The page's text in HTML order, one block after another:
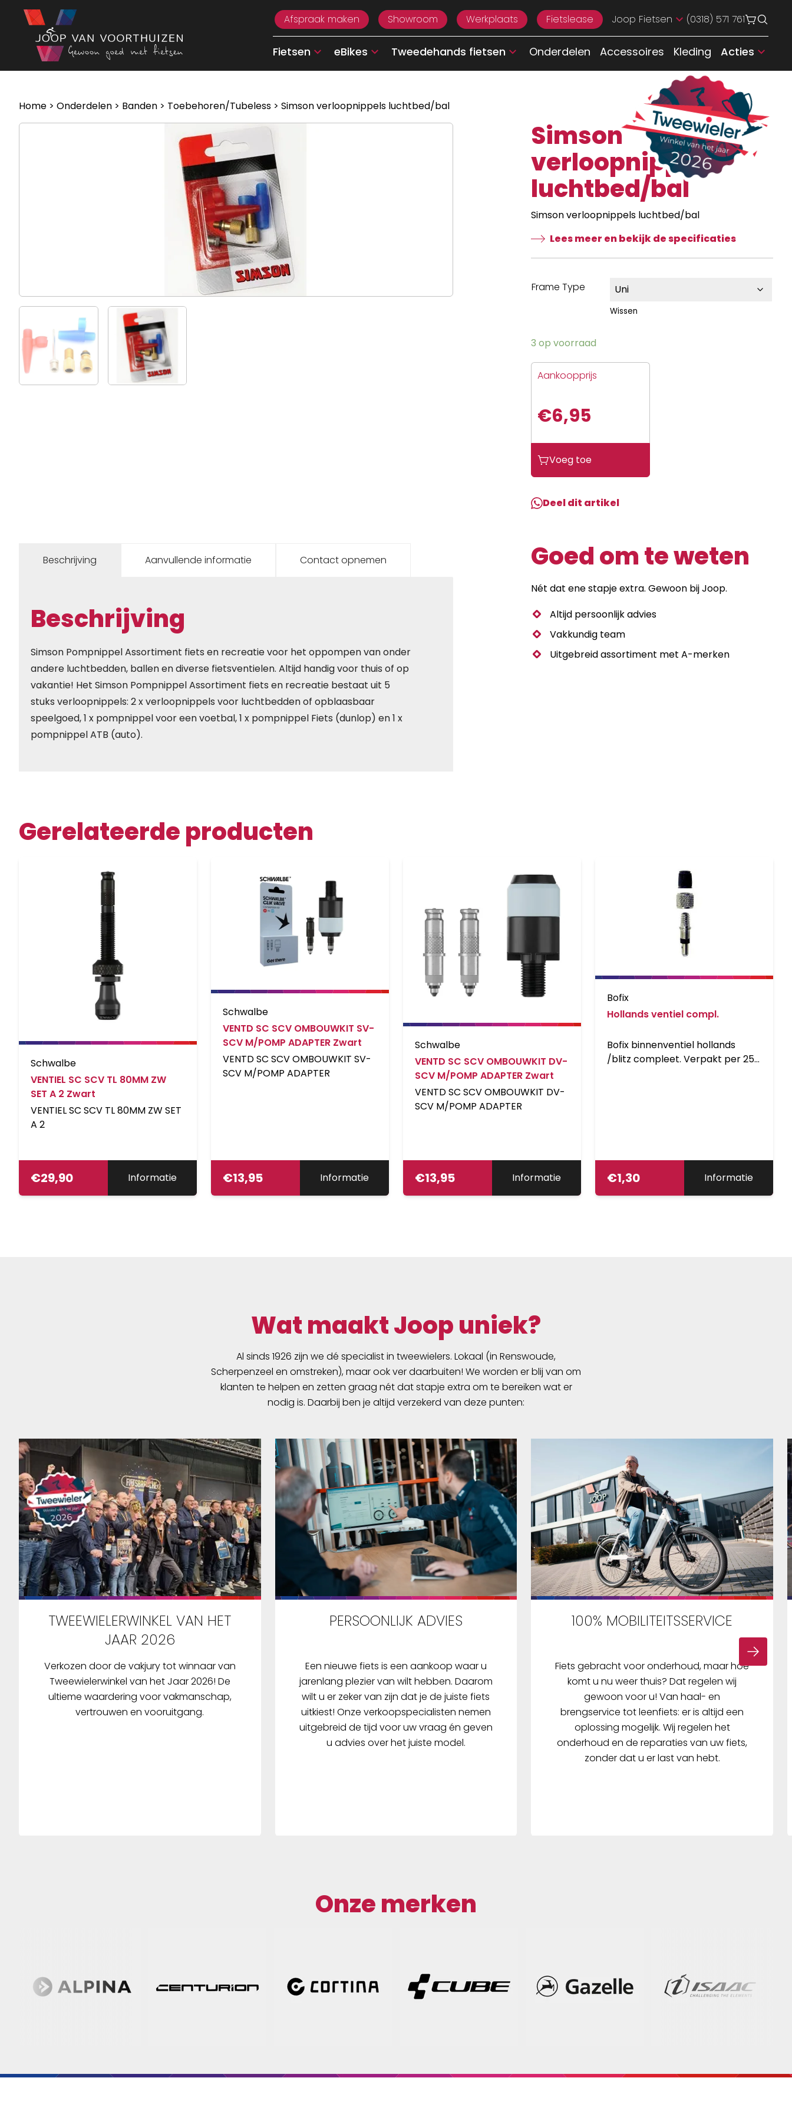
Ga naar de inhoud
Afspraak maken
Showroom Werkplaats Fietslease Joop Fietsen (0318) 571 761
Fietsen eBikes Tweedehands fietsen Onderdelen Accessoires Kleding Acties
Home > Onderdelen > Banden > Toebehoren/Tubeless > Simson verloopnippels luchtbed/bal
Simson
verloopnippels
luchtbed/bal
Simson verloopnippels luchtbed/bal
Lees meer en bekijk de specificaties
Frame Type
Wissen
3 op voorraad
Aankoopprijs
€6,95
Voeg toe
Deel dit artikel
Beschrijving Aanvullende informatie Contact opnemen
Beschrijving
Simson Pompnippel Assortiment fiets en recreatie voor het oppompen van onder
andere luchtbedden, ballen en diverse fietsventielen. Altijd handig voor thuis of op
vakantie! Het Simson Pompnippel Assortiment fiets en recreatie bestaat uit 5
stuks verloopnippels: 2 x verloopnippels voor luchtbedden of opblaasbaar
speelgoed, 1 x pompnippel voor een voetbal, 1 x pompnippel Fiets (dunlop) en 1 x
pompnippel ATB (auto).
Goed om te weten
Nét dat ene stapje extra. Gewoon bij Joop.
Altijd persoonlijk advies
Vakkundig team
Uitgebreid assortiment met A-merken
Gerelateerde producten
Schwalbe
VENTIEL SC SCV TL 80MM ZW
SET A 2 Zwart
VENTIEL SC SCV TL 80MM ZW SET
A 2
€29,90 Informatie
Schwalbe
VENTD SC SCV OMBOUWKIT SV-
SCV M/POMP ADAPTER Zwart
VENTD SC SCV OMBOUWKIT SV-
SCV M/POMP ADAPTER
€13,95 Informatie
Schwalbe
VENTD SC SCV OMBOUWKIT DV-
SCV M/POMP ADAPTER Zwart
VENTD SC SCV OMBOUWKIT DV-
SCV M/POMP ADAPTER
€13,95 Informatie
Bofix
Hollands ventiel compl.
Bofix binnenventiel hollands
/blitz compleet. Verpakt per 25
€1,30 Informatie
Wat maakt Joop uniek?
Al sinds 1926 zijn we dé specialist in tweewielers. Lokaal (in Renswoude,
Scherpenzeel en omstreken), maar ook ver daarbuiten! We worden er blij van om
klanten te helpen en zetten graag nét dat stapje extra om te bereiken wat er
nodig is. Daarbij ben je altijd verzekerd van deze punten:
TWEEWIELERWINKEL VAN HET
JAAR 2026
Verkozen door de vakjury tot winnaar van
Tweewielerwinkel van het Jaar 2026! De
ultieme waardering voor vakmanschap,
vertrouwen en vooruitgang.
PERSOONLIJK ADVIES
Een nieuwe fiets is een aankoop waar u
jarenlang plezier van wilt hebben. Daarom
wilt u er zeker van zijn dat je de juiste fiets
uitkiest! Onze verkoopspecialisten nemen
uitgebreid de tijd voor uw vraag én geven
u advies over het juiste model.
100% MOBILITEITSSERVICE
Fiets gebracht voor onderhoud, maar hoe
komt u nu weer thuis? Dat regelen wij
gewoon voor u! Van haal- en
brengservice tot leenfiets: er is altijd een
oplossing mogelijk. Wij regelen het
onderhoud en de reparaties van uw fiets,
zonder dat u er last van hebt.
Onze merken